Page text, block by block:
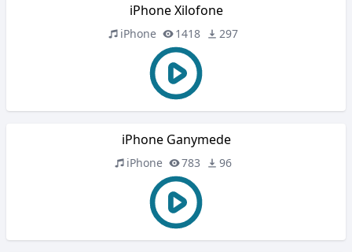
iPhone Xilofone
iPhone 1418 297
iPhone Ganymede
iPhone 783 96